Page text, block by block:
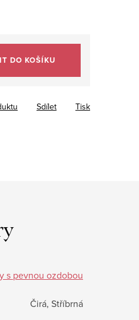
DO KOŠÍKU
Tisk
Sdílet
s pevnou ozdobou
Čirá, Stříbrná